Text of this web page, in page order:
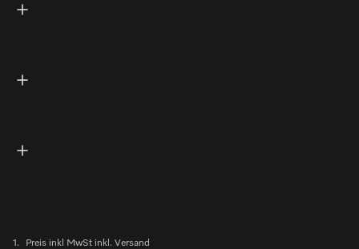
1. Preis inkl MwSt inkl. Versand